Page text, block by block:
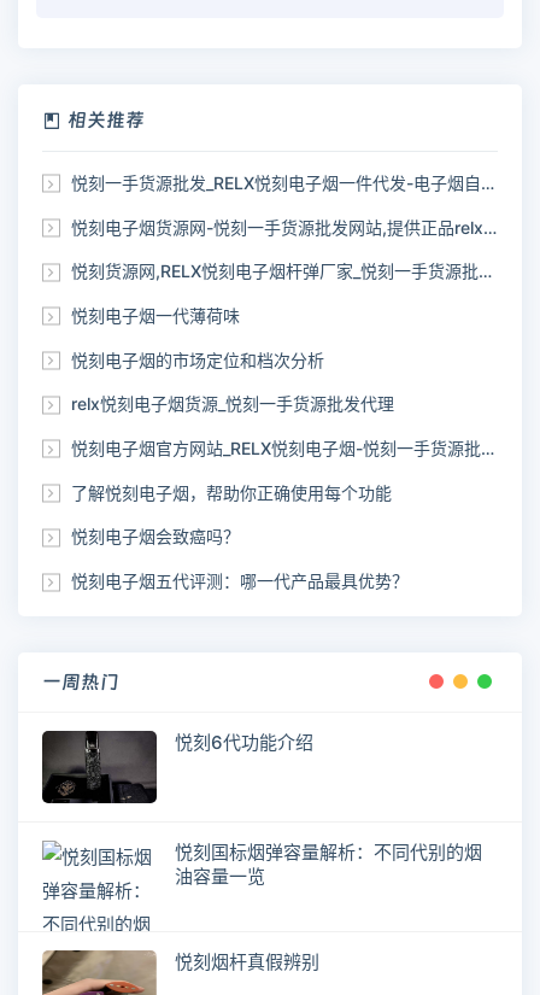
相关推荐
悦刻一手货源批发_RELX悦刻电子烟一件代发-电子烟自助下单网站
悦刻电子烟货源网-悦刻一手货源批发网站,提供正品relx货源
悦刻货源网,RELX悦刻电子烟杆弹厂家_悦刻一手货源批发网站
悦刻电子烟一代薄荷味
悦刻电子烟的市场定位和档次分析
relx悦刻电子烟货源_悦刻一手货源批发代理
悦刻电子烟官方网站_RELX悦刻电子烟-悦刻一手货源批发网站
了解悦刻电子烟，帮助你正确使用每个功能
悦刻电子烟会致癌吗？
悦刻电子烟五代评测：哪一代产品最具优势？
一周热门
悦刻6代功能介绍
悦刻国标烟弹容量解析：不同代别的烟
油容量一览
悦刻烟杆真假辨别